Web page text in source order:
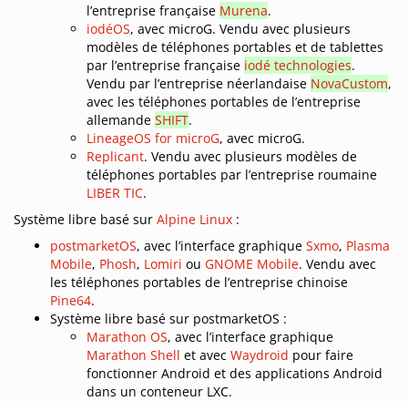
l’entreprise française Murena.
iodéOS, avec microG. Vendu avec plusieurs
modèles de téléphones portables et de tablettes
par l’entreprise française iodé technologies.
Vendu par l’entreprise néerlandaise NovaCustom,
avec les téléphones portables de l’entreprise
allemande SHIFT.
LineageOS for microG, avec microG.
Replicant. Vendu avec plusieurs modèles de
téléphones portables par l’entreprise roumaine
LIBER TIC.
Système libre basé sur Alpine Linux :
postmarketOS, avec l’interface graphique Sxmo, Plasma
Mobile, Phosh, Lomiri ou GNOME Mobile. Vendu avec
les téléphones portables de l’entreprise chinoise
Pine64.
Système libre basé sur postmarketOS :
Marathon OS, avec l’interface graphique
Marathon Shell et avec Waydroid pour faire
fonctionner Android et des applications Android
dans un conteneur LXC.